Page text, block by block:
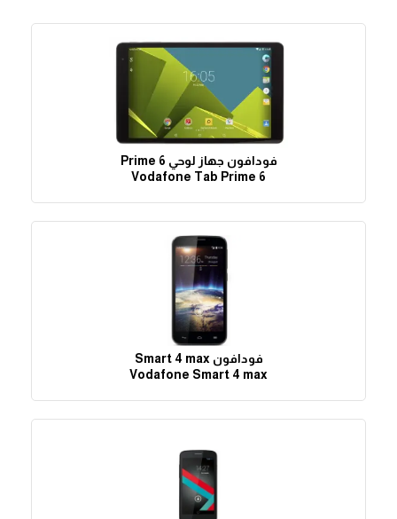
فودافون جهاز لوحي Prime 6
Vodafone Tab Prime 6
فودافون Smart 4 max
Vodafone Smart 4 max